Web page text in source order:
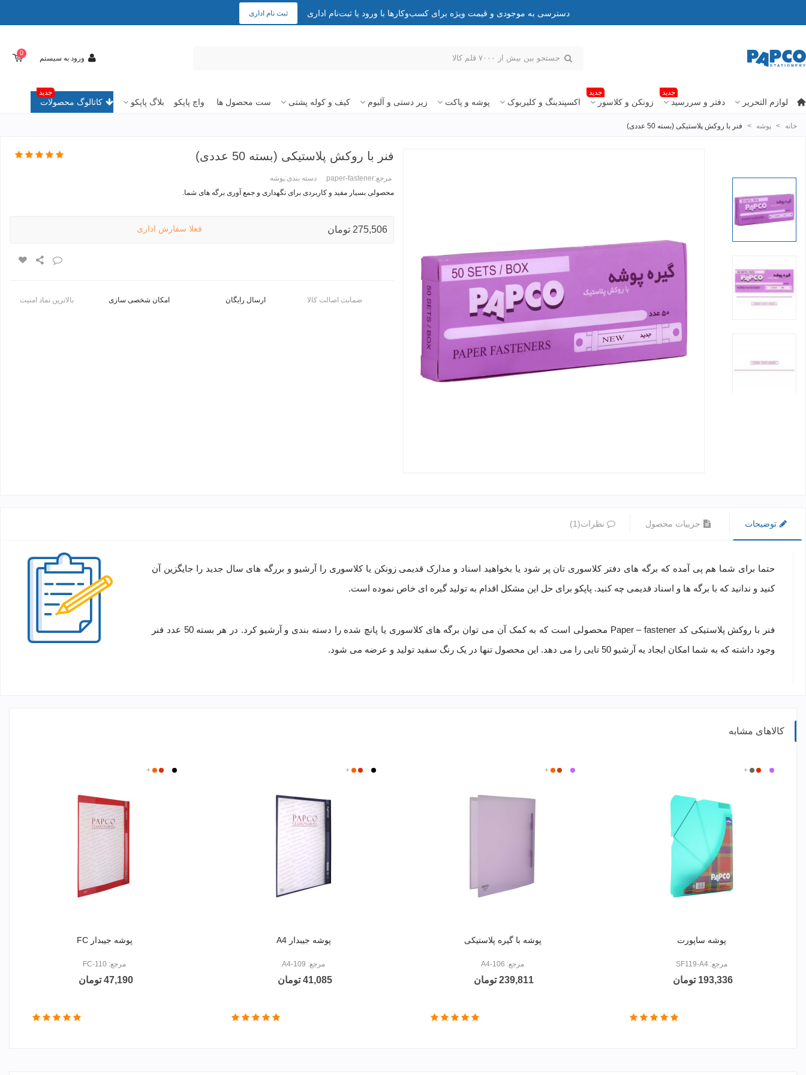
دسترسی به موجودی و قیمت ویژه برای کسب‌وکارها با ورود یا ثبت‌نام اداری ثبت نام اداری
ورود به سیستم
0
لوازم التحریر دفتر و سررسید
جدید
زونکن و کلاسور
جدید
اکسپندینگ و کلیربوک پوشه و پاکت زیر دستی و آلبوم کیف و کوله پشتی ست محصول ها واچ پاپکو بلاگ پاپکو کاتالوگ محصولات
جدید
خانه > پوشه > فنر با روکش پلاستیکی (بسته 50 عددی)
فنر با روکش پلاستیکی (بسته 50 عددی)
مرجع:paper-fastener دسته بندی:پوشه
محصولی بسیار مفید و کاربردی برای نگهداری و جمع آوری برگه های شما.
ادامه مطلب +
275,506 تومان فعلا سفارش اداری
ضمانت اصالت کالا ارسال رایگان امکان شخصی سازی بالاترین نماد امنیت
توضیحات جزییات محصول نظرات(1)
حتما برای شما هم پی آمده که برگه های دفتر کلاسوری تان پر شود یا بخواهید اسناد و مدارک قدیمی زونکن یا کلاسوری را آرشیو و بررگه های سال جدید را جایگزین آن
کنید و ندانید که با برگه ها و اسناد قدیمی چه کنید. پاپکو برای حل این مشکل اقدام به تولید گیره ای خاص نموده است.
فنر با روکش پلاستیکی کد Paper – fastener
محصولی است که به کمک آن می توان برگه های کلاسوری یا پانچ شده را دسته بندی و آرشیو کرد. در هر بسته 50 عدد فنر
وجود داشته که به شما امکان ایجاد یه آرشیو 50 تایی را می دهد. این محصول تنها در یک رنگ سفید تولید و عرضه می شود.
کالاهای مشابه
بنفش
بیقرمز
دودی
+
پوشه ساپورت
مرجع: SF119-A4
193,336 تومان
بنفش
بینارنجی
نارنجی
+
پوشه با گیره پلاستیکی
مرجع: 106-A4
239,811 تومان
مشکی
سفید
قرمزنارنجی
+
پوشه جیبدار A4
مرجع: A4-109
41,085 تومان
مشکی
سفید
قرمزنارنجی
+
پوشه جیبدار FC
مرجع: FC-110
47,190 تومان